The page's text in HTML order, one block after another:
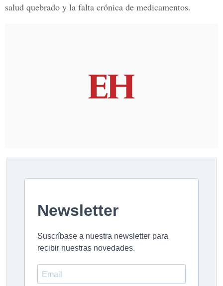
salud quebrado y la falta crónica de medicamentos.